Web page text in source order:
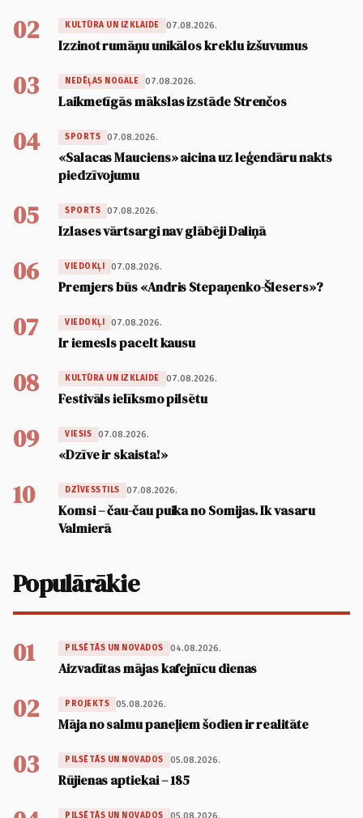
02 KULTŪRA UN IZKLAIDE 07.08.2026.
Izzinot rumāņu unikālos kreklu izšuvumus
03 NEDĒĻAS NOGALE 07.08.2026.
Laikmetīgās mākslas izstāde Strenčos
04 SPORTS 07.08.2026.
«Salacas Mauciens» aicina uz leģendāru nakts
piedzīvojumu
05 SPORTS 07.08.2026.
Izlases vārtsargi nav glābēji Daliņā
06 VIEDOKĻI 07.08.2026.
Premjers būs «Andris Stepaņenko-Šlesers»?
07 VIEDOKĻI 07.08.2026.
Ir iemesls pacelt kausu
08 KULTŪRA UN IZKLAIDE 07.08.2026.
Festivāls ielīksmo pilsētu
09 VIESIS 07.08.2026.
«Dzīve ir skaista!»
10 DZĪVESSTILS 07.08.2026.
Komsi – čau-čau puika no Somijas. Ik vasaru
Valmierā
Populārākie
01 PILSĒTĀS UN NOVADOS 04.08.2026.
Aizvadītas mājas kafejnīcu dienas
02 PROJEKTS 05.08.2026.
Māja no salmu paneļiem šodien ir realitāte
03 PILSĒTĀS UN NOVADOS 05.08.2026.
Rūjienas aptiekai – 185
PILSĒTĀS UN NOVADOS 05.08.2026.